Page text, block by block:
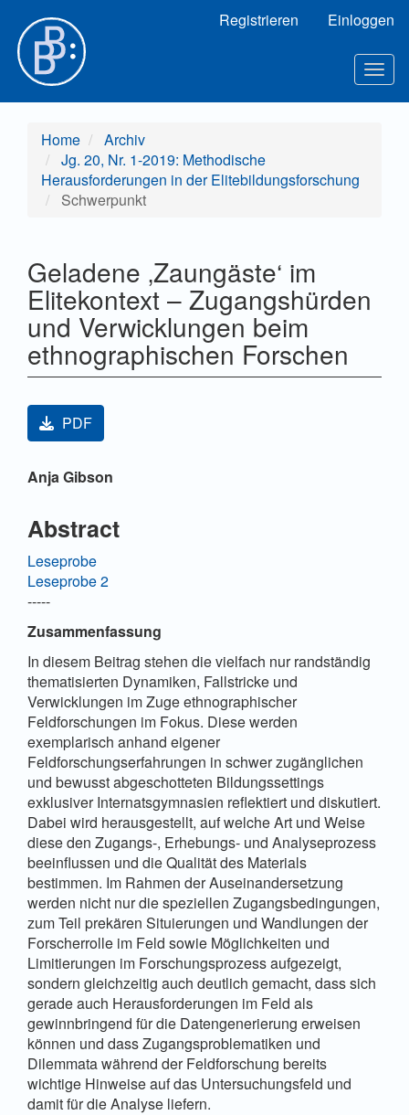
Hauptinhalt
Sidebar
Registrieren Einloggen
Home
Archiv
Jg. 20, Nr. 1-2019: Methodische
Herausforderungen in der Elitebildungsforschung
Schwerpunkt
Geladene ‚Zaungäste‘ im
Elitekontext – Zugangshürden
und Verwicklungen beim
ethnographischen Forschen
Artikel-Sidebar
PDF
Hauptsächlicher Artikelinhalt
Anja Gibson
Abstract
Leseprobe
Leseprobe 2
-----
Zusammenfassung
In diesem Beitrag stehen die vielfach nur randständig
thematisierten Dynamiken, Fallstricke und
Verwicklungen im Zuge ethnographischer
Feldforschungen im Fokus. Diese werden
exemplarisch anhand eigener
Feldforschungserfahrungen in schwer zugänglichen
und bewusst abgeschotteten Bildungssettings
exklusiver Internatsgymnasien reflektiert und diskutiert.
Dabei wird herausgestellt, auf welche Art und Weise
diese den Zugangs-, Erhebungs- und Analyseprozess
beeinflussen und die Qualität des Materials
bestimmen. Im Rahmen der Auseinandersetzung
werden nicht nur die speziellen Zugangsbedingungen,
zum Teil prekären Situierungen und Wandlungen der
Forscherrolle im Feld sowie Möglichkeiten und
Limitierungen im Forschungsprozess aufgezeigt,
sondern gleichzeitig auch deutlich gemacht, dass sich
gerade auch Herausforderungen im Feld als
gewinnbringend für die Datengenerierung erweisen
können und dass Zugangsproblematiken und
Dilemmata während der Feldforschung bereits
wichtige Hinweise auf das Untersuchungsfeld und
damit für die Analyse liefern.